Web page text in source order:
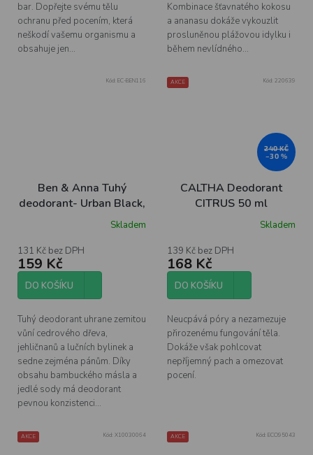
bar. Dopřejte svému tělu
ochranu před pocením, která
neškodí vašemu organismu a
obsahuje jen...
Kombinace šťavnatého kokosu
a ananasu dokáže vykouzlit
prosluněnou plážovou idylku i
během nevlídného...
Ben & Anna Tuhý
deodorant- Urban Black,
Skladem
131 Kč bez DPH
159 Kč
DO KOŠÍKU
Tuhý deodorant uhrane zemitou
vůní cedrového dřeva,
jehličnanů a lučních bylinek a
sedne zejména pánům. Díky
obsahu bambuckého másla a
jedlé sody má deodorant
pevnou konzistenci...
Kód: EC-BEN116 AKCE
240 KČ
–30 %
CALTHA Deodorant
CITRUS 50 ml
produktu
je
5,0
5
Skladem
139 Kč bez DPH
168 Kč
DO KOŠÍKU
Neucpává póry a nezamezuje
přirozenému fungování těla.
Dokáže však pohlcovat
nepříjemný pach a omezovat
pocení.
Kód: 220639
AKCE Kód: X10030064 AKCE Kód: ECO95043